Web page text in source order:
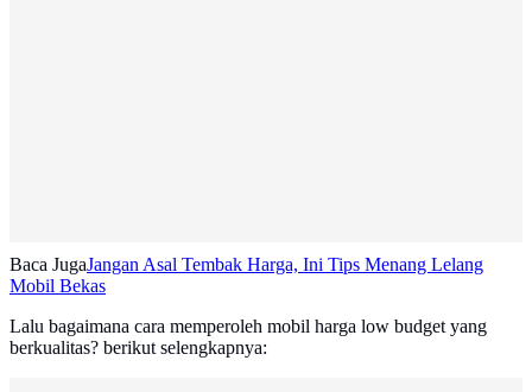
Baca JugaJangan Asal Tembak Harga, Ini Tips Menang Lelang
Mobil Bekas
Lalu bagaimana cara memperoleh mobil harga low budget yang
berkualitas? berikut selengkapnya: